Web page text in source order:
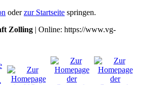
oderzur Startseite springen.
Zolling | Online: https://www.vg-